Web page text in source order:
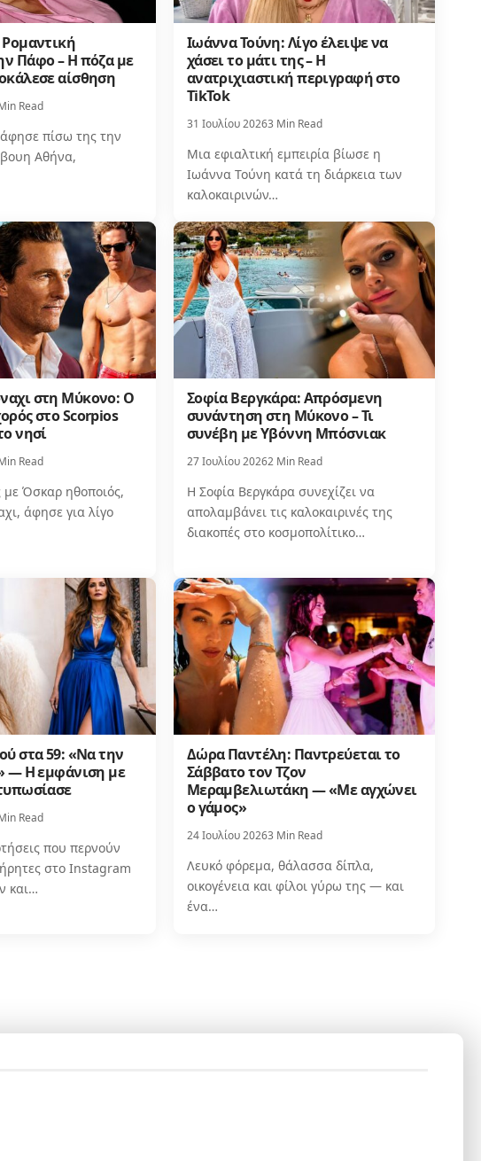
Πάφο – Η πόζα με
αίσθηση
Read
πίσω της την
Αθήνα,
Ιωάννα Τούνη: Λίγο έλειψε να
χάσει το μάτι της – Η
ανατριχιαστική περιγραφή στο
TikTok
31 Ιουλίου 20263 Min Read
Μια εφιαλτική εμπειρία βίωσε η
Ιωάννα Τούνη κατά τη διάρκεια των
καλοκαιρινών…
στη Μύκονο: Ο
στο Scorpios
νησί
Read
Όσκαρ ηθοποιός,
άφησε για λίγο
Σοφία Βεργκάρα: Απρόσμενη
συνάντηση στη Μύκονο – Τι
συνέβη με Υβόννη Μπόσνιακ
27 Ιουλίου 20262 Min Read
Η Σοφία Βεργκάρα συνεχίζει να
απολαμβάνει τις καλοκαιρινές της
διακοπές στο κοσμοπολίτικο…
στα 59: «Να την
— Η εμφάνιση με
Read
που περνούν
στο Instagram
και…
Δώρα Παντέλη: Παντρεύεται το
Σάββατο τον Τζον
Μεραμβελιωτάκη — «Με αγχώνει
ο γάμος»
24 Ιουλίου 20263 Min Read
Λευκό φόρεμα, θάλασσα δίπλα,
οικογένεια και φίλοι γύρω της — και
ένα…